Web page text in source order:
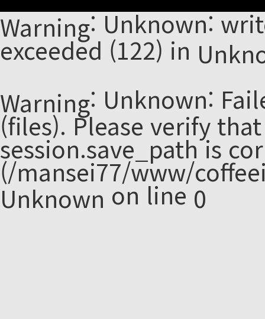
Warning: Unknown:
exceeded (122) in
Warning: Unknown:
(files). Please verify
session.save_path is
(/mansei77/www/
Unknown on line0